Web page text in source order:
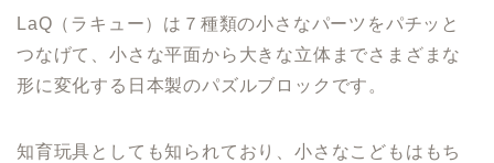
LaQ（ラキュー）は７種類の小さなパーツをパチッと
つなげて、小さな平面から大きな立体までさまざまな
形に変化する日本製のパズルブロックです。
知育玩具としても知られており、小さなこどもはもち